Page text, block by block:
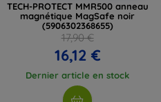
TECH-PROTECT MMR500 anneau
magnétique MagSafe noir
(5906302368655)
17,90 €
16,12 €
Dernier article en stock